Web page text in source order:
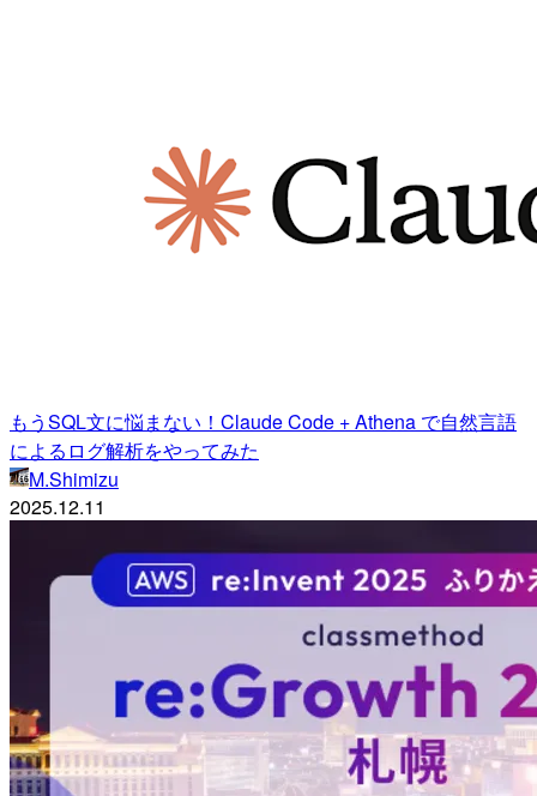
もうSQL文に悩まない！Claude Code + Athena で自然言語
によるログ解析をやってみた
M.Shimizu
2025.12.11